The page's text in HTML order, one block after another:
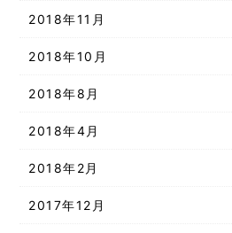
2018年11月
2018年10月
2018年8月
2018年4月
2018年2月
2017年12月